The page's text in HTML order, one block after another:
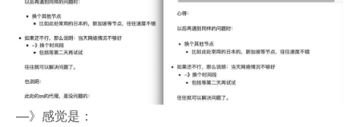
—》感觉是：